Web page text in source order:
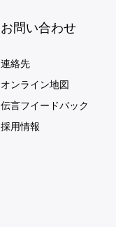
お問い合わせ
連絡先
オンライン地図
伝言フイードバック
採用情報